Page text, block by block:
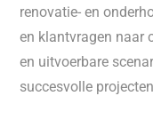
renovatie- en
en klantvragen naar
en uitvoerbare
succesvolle